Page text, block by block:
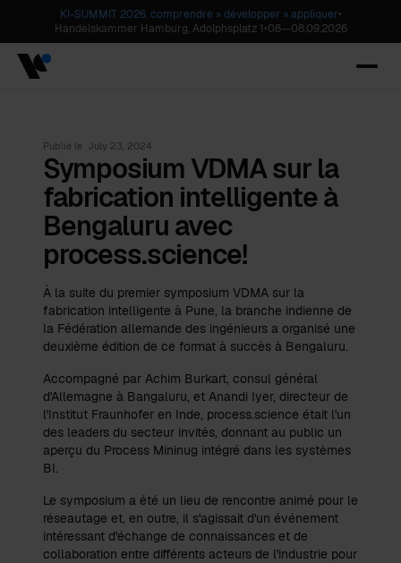
KI-SUMMIT 2026. comprendre » développer » appliquer•
Handelskammer Hamburg, Adolphsplatz 1•08—08.09.2026
Publié le July 23, 2024
Symposium VDMA sur la
fabrication intelligente à
Bengaluru avec
process.science!
À la suite du premier symposium VDMA sur la
fabrication intelligente à Pune, la branche indienne de
la Fédération allemande des ingénieurs a organisé une
deuxième édition de ce format à succès à Bengaluru.
Accompagné par Achim Burkart, consul général
d'Allemagne à Bangaluru, et Anandi Iyer, directeur de
l'Institut Fraunhofer en Inde, process.science était l'un
des leaders du secteur invités, donnant au public un
aperçu du Process Mininug intégré dans les systèmes
BI.
Le symposium a été un lieu de rencontre animé pour le
réseautage et, en outre, il s'agissait d'un événement
intéressant d'échange de connaissances et de
collaboration entre différents acteurs de l'industrie pour